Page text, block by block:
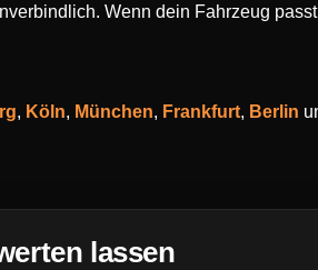
Wenn dein Fahrzeug
, Köln, München, Frankfurt, Berlin
lassen